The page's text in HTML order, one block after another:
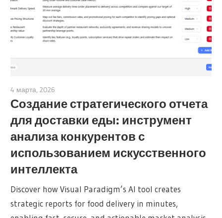
4 марта, 2026
Создание стратегического отчета
для доставки еды: инструмент
анализа конкурентов с
использованием искусственного
интеллекта
Discover how Visual Paradigm’s AI tool creates
strategic reports for food delivery in minutes,